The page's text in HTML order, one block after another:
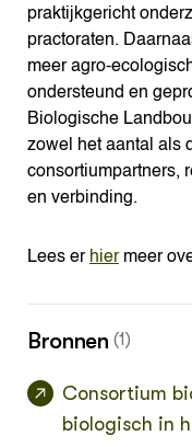
praktijkgericht
practoraten.
meer agro-
ondersteund en
Biologische
zowel het aantal als
consortiumpartners,
en verbinding.
Lees er hiermeer
Bronnen (1)
Consortium
biologisch in